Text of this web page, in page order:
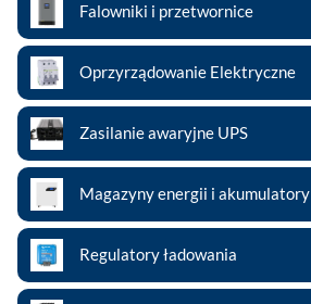
Falowniki i przetwornice
Oprzyrządowanie Elektryczne
Zasilanie awaryjne UPS
Magazyny energii i akumulatory
Regulatory ładowania